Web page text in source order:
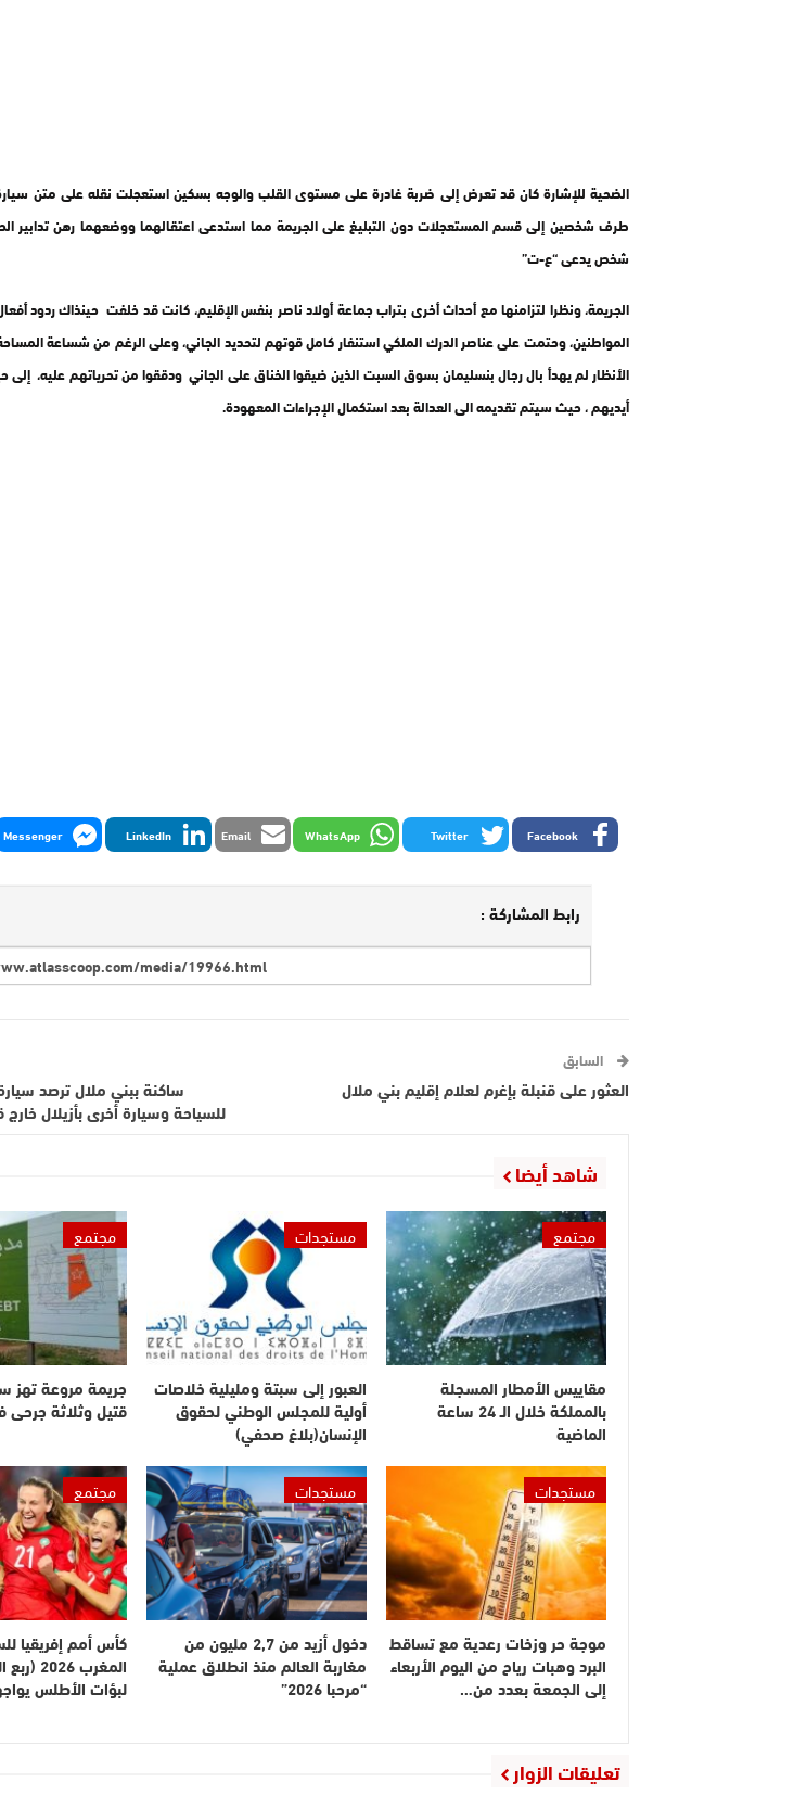
الضحية للإشارة كان قد تعرض إلى ضربة غادرة على مستوى القلب والوجه بسكين استعجلت نقله على متن
طرف شخصين إلى قسم المستعجلات دون التبليغ على الجريمة مما استدعى اعتقالهما ووضعهما رهن تدابير
شخص يدعى “ع-ت”
الجريمة، ونظرا لتزامنها مع أحداث أخرى بتراب جماعة أولاد ناصر بنفس الإقليم، كانت قد خلفت حينذاك ردود
المواطنين، وحتمت على عناصر الدرك الملكي استنفار كامل قوتهم لتحديد الجاني، وعلى الرغم من شساعة
الأنظار لم يهدأ بال رجال بنسليمان بسوق السبت الذين ضيقوا الخناق على الجاني ودققوا من تحرياتهم عليه،
أيديهم ، حيث سيتم تقديمه الى العدالة بعد استكمال الإجراءات المعهودة.
Facebook
Twitter
WhatsApp
Email
LinkedIn
Messenger
رابط المشاركة :
السابق
العثور على قنبلة بإغرم لعلام إقليم بني ملال ساكنة ببني ملال ترصد
للسياحة وسيارة أخرى بأزيلال
شاهد أيضا
مجتمع
مقاييس الأمطار المسجلة
بالمملكة خلال الـ 24 ساعة
الماضية
مستجدات
العبور إلى سبتة ومليلية خلاصات
أولية للمجلس الوطني لحقوق
الإنسان(بلاغ صحفي)
مجتمع
جريمة مروعة
قتيل وثلاثة
مستجدات
موجة حر وزخات رعدية مع تساقط
البرد وهبات رياح من اليوم الأربعاء
إلى الجمعة بعدد من…
مستجدات
دخول أزيد من 2,7 مليون من
مغاربة العالم منذ انطلاق عملية
“مرحبا 2026”
مجتمع
كأس أمم إفريقيا
المغرب
لبؤات الأطلس
تعليقات الزوار